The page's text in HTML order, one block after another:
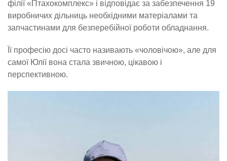
філії «Птахокомплекс» і відповідає за забезпечення 19
виробничих дільниць необхідними матеріалами та
запчастинами для безперебійної роботи обладнання.
Її професію досі часто називають «чоловічою», але для
самої Юлії вона стала звичною, цікавою і
перспективною.